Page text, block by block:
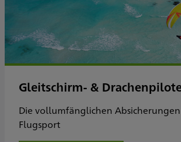
Gleitschirm- &
Die vollumfänglichen
Flugsport